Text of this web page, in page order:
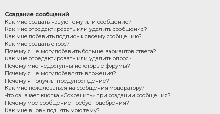
Создание сообщений
Как мне создать новую тему или сообщение?
Как мне отредактировать или удалить сообщение?
Как мне добавить подпись к своему сообщению?
Как мне создать опрос?
Почему я не могу добавить больше вариантов ответа?
Как мне отредактировать или удалить опрос?
Почему мне недоступны некоторые форумы?
Почему я не могу добавлять вложения?
Почему я получил предупреждение?
Как мне пожаловаться на сообщения модератору?
Что означает кнопка «Сохранить» при создании сообщения?
Почему моё сообщение требует одобрения?
Как мне вновь поднять мою тему?